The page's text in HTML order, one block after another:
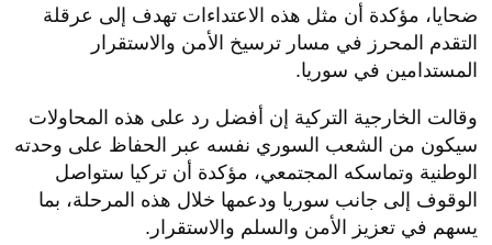
ضحايا، مؤكدة أن مثل هذه الاعتداءات تهدف إلى عرقلة
التقدم المحرز في مسار ترسيخ الأمن والاستقرار
المستدامين في سوريا.
وقالت الخارجية التركية إن أفضل رد على هذه المحاولات
سيكون من الشعب السوري نفسه عبر الحفاظ على وحدته
الوطنية وتماسكه المجتمعي، مؤكدة أن تركيا ستواصل
الوقوف إلى جانب سوريا ودعمها خلال هذه المرحلة، بما
يسهم في تعزيز الأمن والسلم والاستقرار.